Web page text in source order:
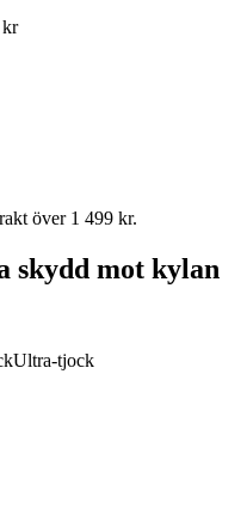
kr
över 1 499 kr.
skydd mot kylan
Ultra-tjock